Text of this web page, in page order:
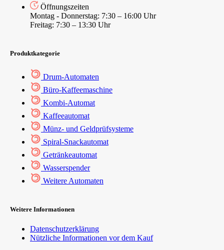
Öffnungszeiten
Montag - Donnerstag: 7:30 – 16:00 Uhr
Freitag: 7:30 – 13:30 Uhr
Produktkategorie
Drum-Automaten
Büro-Kaffeemaschine
Kombi-Automat
Kaffeeautomat
Münz- und Geldprüfsysteme
Spiral-Snackautomat
Getränkeautomat
Wasserspender
Weitere Automaten
Weitere Informationen
Datenschutzerklärung
Nützliche Informationen vor dem Kauf